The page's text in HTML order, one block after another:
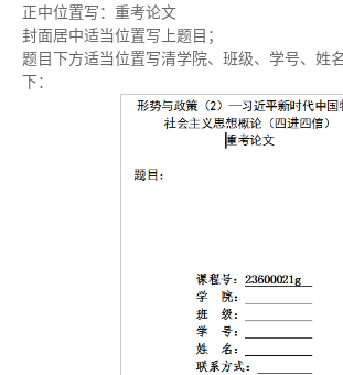
正中位置写：重考论文
封面居中适当位置写上题目；
题目下方适当位置写清学院、班级、学号、姓
下：